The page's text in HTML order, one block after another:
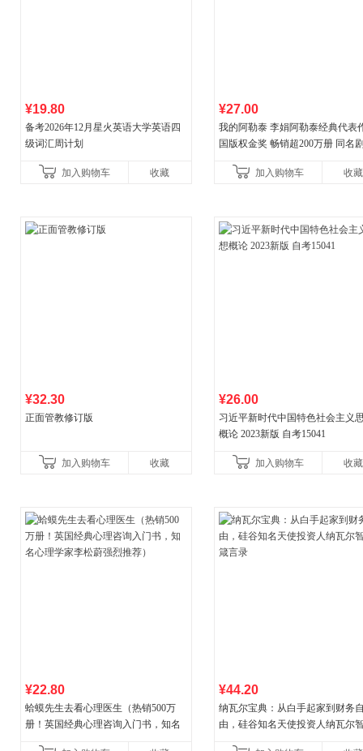
¥19.80
备考2026年12月星火英语大学英语四
级词汇周计划
加入购物车 收藏
¥27.00
我的阿勒泰 李娟阿勒泰经典代表
国版权金奖 畅销超200万册 同名
加入购物车
收藏
¥32.30
正面管教修订版
加入购物车 收藏
¥26.00
习近平新时代中国特色社会主义
概论 2023新版 自考15041
加入购物车 收藏
¥22.80
蛤蟆先生去看心理医生（热销500万
册！英国经典心理咨询入门书，知名
¥44.20
纳瓦尔宝典：从白手起家到财务
由，硅谷知名天使投资人纳瓦尔